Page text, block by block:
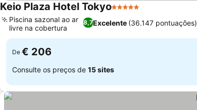
Keio Plaza Hotel Tokyo5 Estrelas
8,7Excelente (36.147 pontuações)
Piscina sazonal ao ar
livre na cobertura
De € 206
Consulte os preços de 15 sites